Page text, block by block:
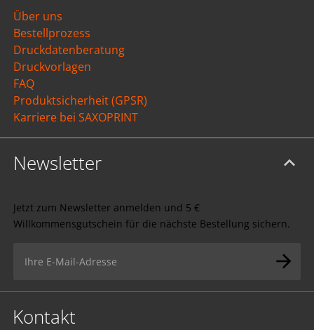
Über uns
Bestellprozess
Druckdatenberatung
Druckvorlagen
FAQ
Produktsicherheit (GPSR)
Karriere bei SAXOPRINT
Newsletter
Jetzt zum Newsletter anmelden und 5 €
Willkommensgutschein für die nächste Bestellung sichern.
Kontakt